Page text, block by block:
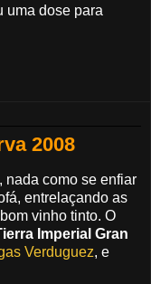
uma dose para
2008
nada como se enfiar
entrelaçando as
vinho tinto. O
Imperial Gran
Verduguez, e